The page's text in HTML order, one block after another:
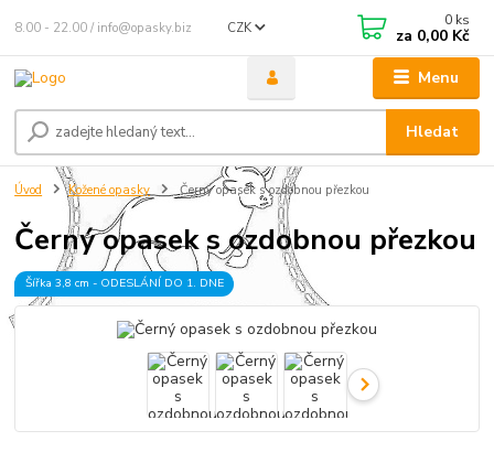
Menu
CZK
Hledat
8.00 - 22.00 / info@opasky.biz 0 ks
za 0,00 Kč
Úvod Kožené opasky Černý opasek s ozdobnou přezkou
Černý opasek s ozdobnou přezkou
Šířka 3,8 cm - ODESLÁNÍ DO 1. DNE